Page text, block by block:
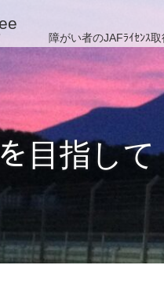
障がい者のJAFﾗｲｾﾝｽ
目指して